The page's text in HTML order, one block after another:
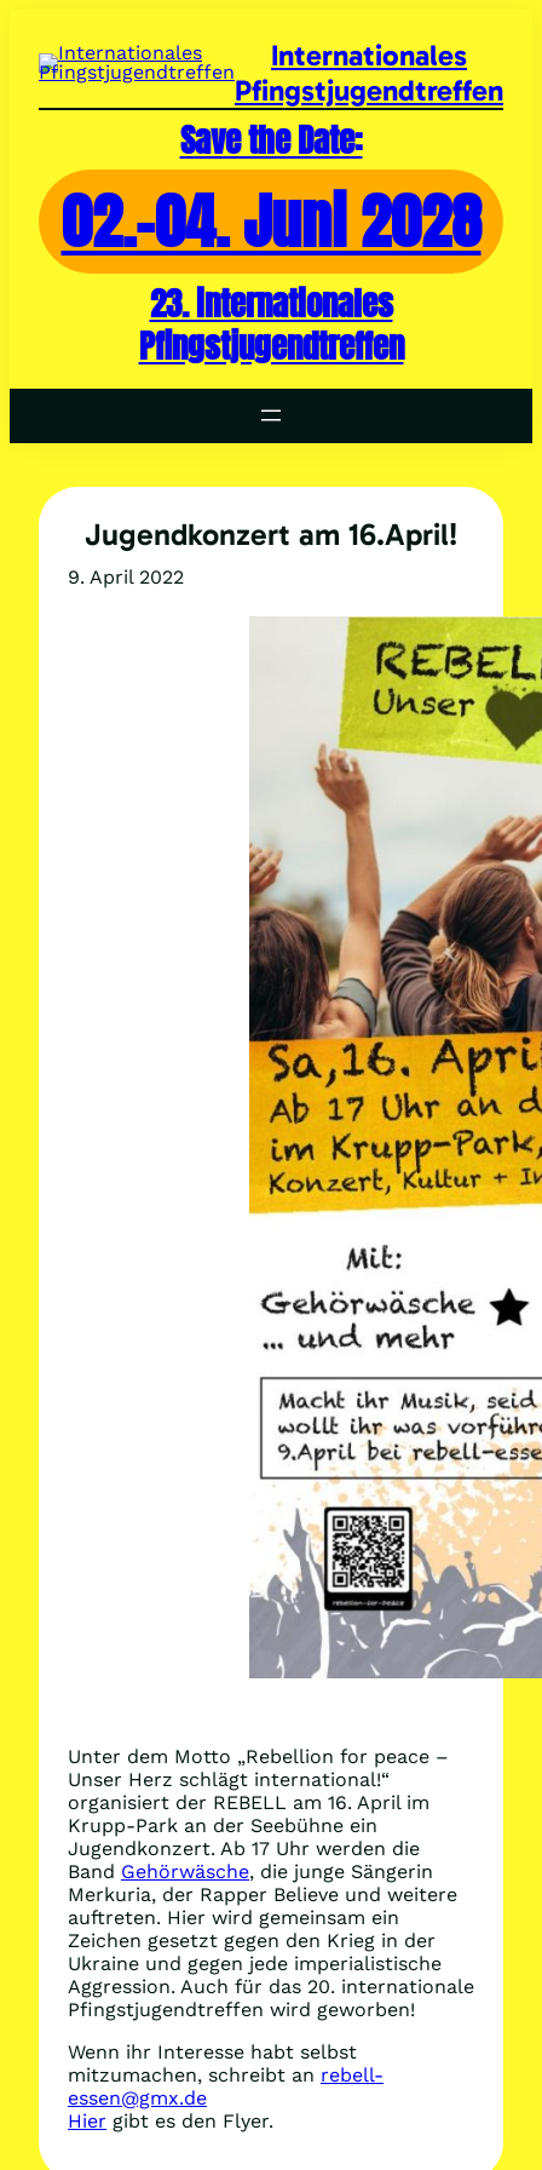
Inhalt
springen
Internationales
Pfingstjugendtreffen
Save the Date:
02.-04. Juni 2028
23. internationales
Pfingstjugendtreffen
Jugendkonzert am 16.April!
9. April 2022
Unter dem Motto „Rebellion for peace –
Unser Herz schlägt international!“
organisiert der REBELL am 16. April im
Krupp-Park an der Seebühne ein
Jugendkonzert. Ab 17 Uhr werden die
Band Gehörwäsche, die junge Sängerin
Merkuria, der Rapper Believe und weitere
auftreten. Hier wird gemeinsam ein
Zeichen gesetzt gegen den Krieg in der
Ukraine und gegen jede imperialistische
Aggression. Auch für das 20. internationale
Pfingstjugendtreffen wird geworben!
Wenn ihr Interesse habt selbst
mitzumachen, schreibt an rebell-
essen@gmx.de
Hier gibt es den Flyer.